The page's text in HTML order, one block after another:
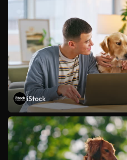
iStock